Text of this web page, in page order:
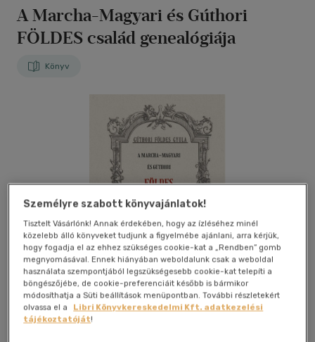
A Marcha-Magyari és Gúthori
FÖLDES család genealógiája
Könyv
Személyre szabott könyvajánlatok!
Tisztelt Vásárlónk! Annak érdekében, hogy az ízléséhez minél
közelebb álló könyveket tudjunk a figyelmébe ajánlani, arra kérjük,
hogy fogadja el az ehhez szükséges cookie-kat a „Rendben” gomb
megnyomásával. Ennek hiányában weboldalunk csak a weboldal
használata szempontjából legszükségesebb cookie-kat telepíti a
böngészőjébe, de cookie-preferenciáit később is bármikor
módosíthatja a Süti beállítások menüpontban. További részletekért
olvassa el a
Libri Könyvkereskedelmi Kft. adatkezelési
tájékoztatóját!